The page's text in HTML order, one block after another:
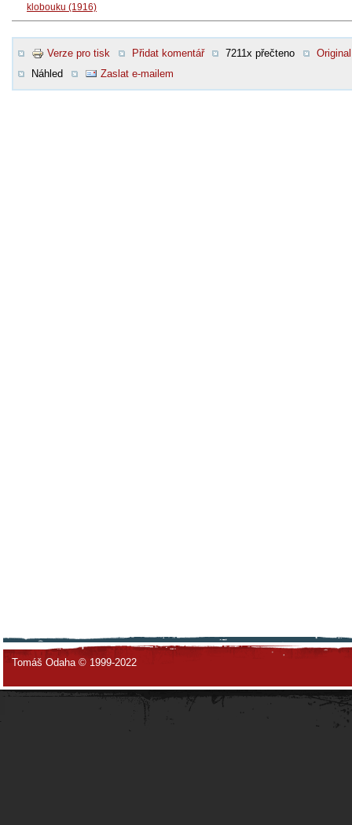
klobouku (1916)
Verze pro tisk Přidat komentář 7211x přečteno
Original
Náhled
Zaslat e-mailem
Tomáš Odaha © 1999-2022